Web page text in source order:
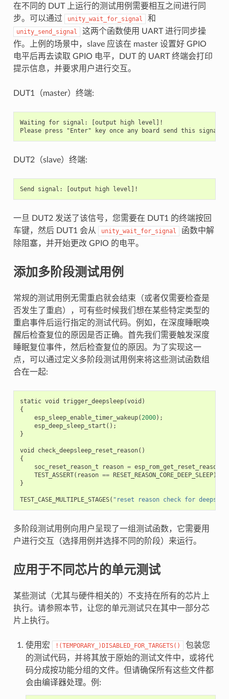
在不同的 DUT 上运行的测试用例需要相互之间进行同
步。可以通过
unity_wait_for_signal 和
unity_send_signal
这两个函数使用 UART 进行同步操
作。上例的场景中，slave 应该在 master 设置好 GPIO
电平后再去读取 GPIO 电平，DUT 的 UART 终端会打印
提示信息，并要求用户进行交互。
DUT1（master）终端:
Waiting for signal: [output high level]!
DUT2（slave）终端:
一旦 DUT2 发送了该信号，您需要在 DUT1 的终端按回
车键，然后 DUT1 会从
unity_wait_for_signal
函数中解
除阻塞，并开始更改 GPIO 的电平。
添加多阶段测试用例
常规的测试用例无需重启就会结束（或者仅需要检查是
否发生了重启），可有些时候我们想在某些特定类型的
重启事件后运行指定的测试代码。例如，在深度睡眠唤
醒后检查复位的原因是否正确。首先我们需要触发深度
睡眠复位事件，然后检查复位的原因。为了实现这一
点，可以通过定义多阶段测试用例来将这些测试函数组
合在一起:
static void trigger_deepsleep(void )
{
esp_sleep_enable_timer_wakeup(2000);
esp_deep_sleep_start ();
}
void check_deepsleep_reset_reason()
{
soc_reset_reason_t
reason = esp_rom_get_reset_reason
TEST_ASSERT( reason == RESET_REASON_CORE_DEEP_SLEEP);
}
TEST_CASE_MULTIPLE_STAGES( "reset reason check for
多阶段测试用例向用户呈现了一组测试函数，它需要用
户进行交互（选择用例并选择不同的阶段）来运行。
应用于不同芯片的单元测试
某些测试（尤其与硬件相关的）不支持在所有的芯片上
执行。请参照本节，让您的单元测试只在其中一部分芯
片上执行。
使用宏 !(TEMPORARY_)DISABLED_FOR_TARGETS()
包装您
的测试代码，并将其放于原始的测试文件中，或将代
码分成按功能分组的文件。但请确保所有这些文件都
会由编译器处理。例: